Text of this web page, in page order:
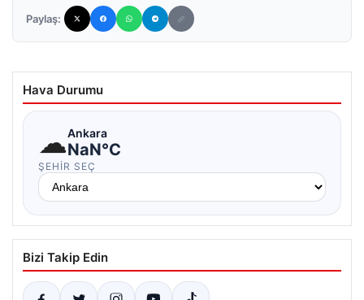
Paylaş:
Hava Durumu
☁Ankara
NaN°C
ŞEHIR SEÇ
Bizi Takip Edin